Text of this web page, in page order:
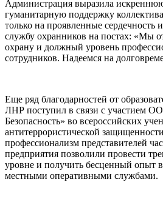
Администрация выразила искреннюю
гуманитарную поддержку
только на проявленные сердечность
службу охранников на постах: «Мы
охрану и должный уровень
сотрудников. Надеемся на
Еще ряд благодарностей от
ЛНР поступил в связи с участием
Безопасность» во всероссийских
антитеррористической
профессионализм представителей
предприятия позволили провести
уровне и получить бесценный опыт
местными оперативными службами.